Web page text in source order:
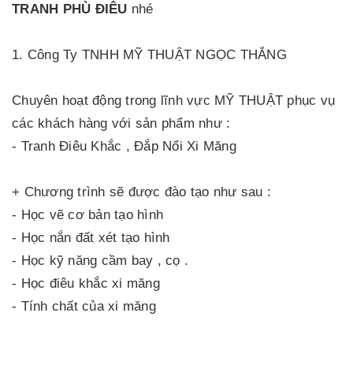
TRANH PHÙ ĐIÊU nhé
1. Công Ty TNHH MỸ THUẬT NGỌC THẮNG
Chuyên hoạt động trong lĩnh vực MỸ THUẬT phục vụ
các khách hàng với sản phẩm như :
- Tranh Điêu Khắc , Đắp Nổi Xi Măng
+ Chương trình sẽ được đào tạo như sau :
- Học vẽ cơ bản tạo hình
- Học nắn đất xét tạo hình
- Học kỹ năng cầm bay , cọ .
- Học điêu khắc xi măng
- Tính chất của xi măng